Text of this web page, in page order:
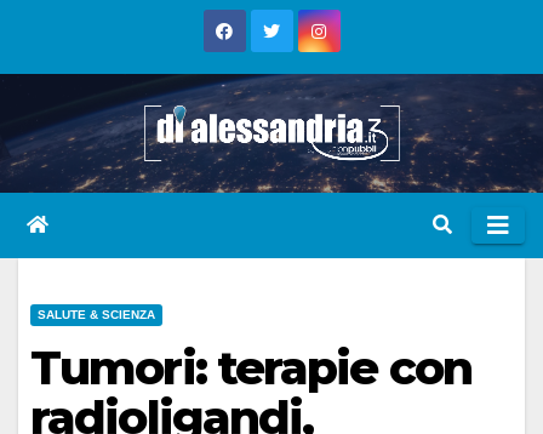
SALUTE & SCIENZA
Tumori: terapie con
radioligandi,